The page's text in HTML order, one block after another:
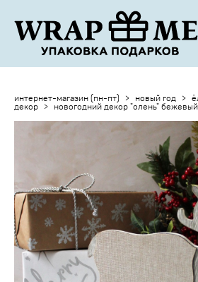
интернет-магазин (пн-пт) > новый год >
декор
> новогодний декор "олень" бежевый